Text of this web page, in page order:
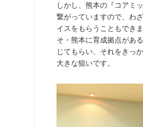
しかし、熊本の『コアミ
繋がっていますので、わ
イスをもらうこともでき
そ・熊本に育成拠点があ
じてもらい、それをきっ
大きな狙いです。